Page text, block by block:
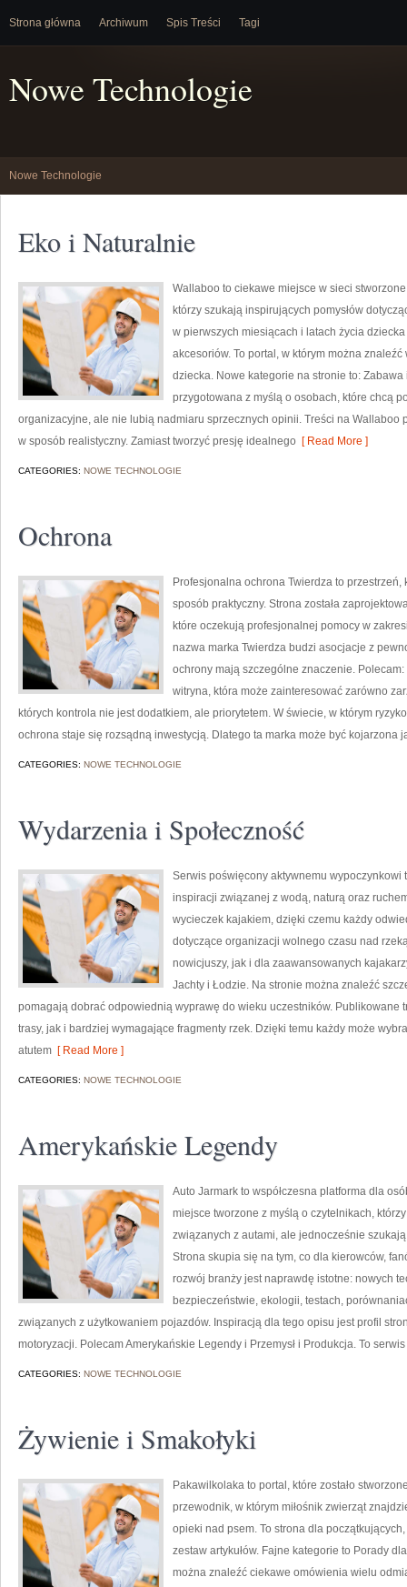
Strona główna Archiwum Spis Treści Tagi
Nowe Technologie
Nowe Technologie
Eko i Naturalnie
Wallaboo to ciekawe miejsce w sieci
którzy szukają inspirujących pomysłów
w pierwszych miesiącach i latach życia
akcesoriów. To portal, w którym można
dziecka. Nowe kategorie na stronie to:
przygotowana z myślą o osobach, które chcą
organizacyjne, ale nie lubią nadmiaru sprzecznych opinii. Treści na
w sposób realistyczny. Zamiast tworzyć presję idealnego [ Read More ]
CATEGORIES: NOWE TECHNOLOGIE
Ochrona
Profesjonalna ochrona Twierdza to
sposób praktyczny. Strona została
które oczekują profesjonalnej pomocy w
nazwa marka Twierdza budzi asocjacje z
ochrony mają szczególne znaczenie.
witryna, która może zainteresować zarówno
których kontrola nie jest dodatkiem, ale priorytetem. W świecie, w którym
ochrona staje się rozsądną inwestycją. Dlatego ta marka może być kojarzona
CATEGORIES: NOWE TECHNOLOGIE
Wydarzenia i Społeczność
Serwis poświęcony aktywnemu
inspiracji związanej z wodą, naturą oraz
wycieczek kajakiem, dzięki czemu każdy
dotyczące organizacji wolnego czasu nad
nowicjuszy, jak i dla zaawansowanych
Jachty i Łodzie. Na stronie można znaleźć
pomagają dobrać odpowiednią wyprawę do wieku uczestników. Publikowane
trasy, jak i bardziej wymagające fragmenty rzek. Dzięki temu każdy może
atutem [ Read More ]
CATEGORIES: NOWE TECHNOLOGIE
Amerykańskie Legendy
Auto Jarmark to współczesna platforma dla
miejsce tworzone z myślą o czytelnikach,
związanych z autami, ale jednocześnie
Strona skupia się na tym, co dla kierowców,
rozwój branży jest naprawdę istotne: nowych
bezpieczeństwie, ekologii, testach,
związanych z użytkowaniem pojazdów. Inspiracją dla tego opisu jest profil
motoryzacji. Polecam Amerykańskie Legendy i Przemysł i Produkcja. To
CATEGORIES: NOWE TECHNOLOGIE
Żywienie i Smakołyki
Pakawilkolaka to portal, które zostało
przewodnik, w którym miłośnik zwierząt
opieki nad psem. To strona dla
zestaw artykułów. Fajne kategorie to Porady
można znaleźć ciekawe omówienia wielu